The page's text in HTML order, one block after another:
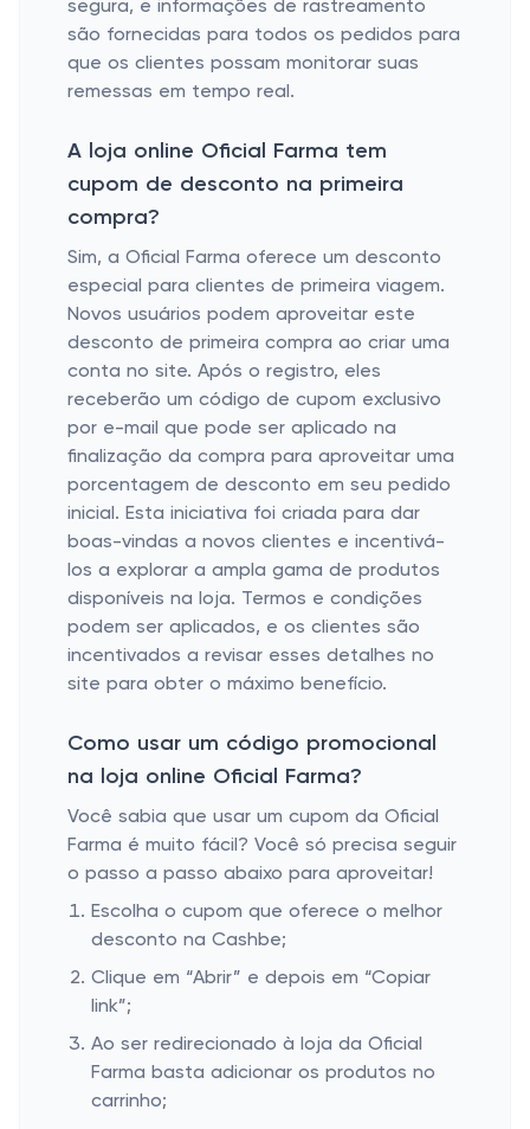
segura, e informações de rastreamento
são fornecidas para todos os pedidos para
que os clientes possam monitorar suas
remessas em tempo real.
A loja online Oficial Farma tem
cupom de desconto na primeira
compra?
Sim, a Oficial Farma oferece um desconto
especial para clientes de primeira viagem.
Novos usuários podem aproveitar este
desconto de primeira compra ao criar uma
conta no site. Após o registro, eles
receberão um código de cupom exclusivo
por e-mail que pode ser aplicado na
finalização da compra para aproveitar uma
porcentagem de desconto em seu pedido
inicial. Esta iniciativa foi criada para dar
boas-vindas a novos clientes e incentivá-
los a explorar a ampla gama de produtos
disponíveis na loja. Termos e condições
podem ser aplicados, e os clientes são
incentivados a revisar esses detalhes no
site para obter o máximo benefício.
Como usar um código promocional
na loja online Oficial Farma?
Você sabia que usar um cupom da Oficial
Farma é muito fácil? Você só precisa seguir
o passo a passo abaixo para aproveitar!
Escolha o cupom que oferece o melhor
desconto na Cashbe;
Clique em “Abrir” e depois em “Copiar
link”;
Ao ser redirecionado à loja da Oficial
Farma basta adicionar os produtos no
carrinho;